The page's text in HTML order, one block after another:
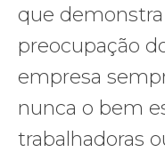
que
preocupação
empresa
nunca o bem
trabalhadoras